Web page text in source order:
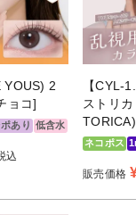
YOUS) 2
ョコ]
あり 低含水
込
【CYL-
ストリ
ネコポス
販売価格